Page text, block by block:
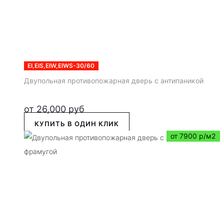
EI,EIS,EIW,EIWS-30/60
Двупольная противопожарная дверь с антипаникой
от 26,000 руб
КУПИТЬ В ОДИН КЛИК
от 7900 р/м2